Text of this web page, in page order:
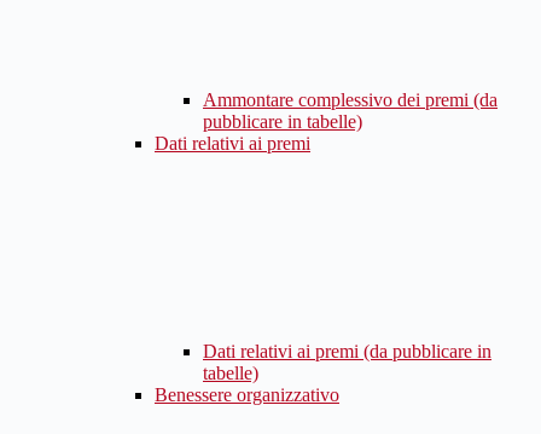
Ammontare complessivo dei premi (da
pubblicare in tabelle)
Dati relativi ai premi
Dati relativi ai premi (da pubblicare in
tabelle)
Benessere organizzativo